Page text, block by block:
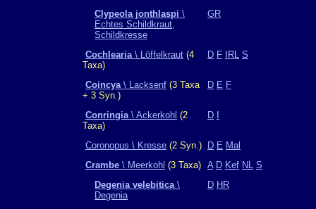
Clypeola jonthlaspi \
Echtes Schildkraut,
Schildkresse
GR
Cochlearia\ Löffelkraut (4
Taxa)
D F IRL S
Coincya\ Lacksenf (3 Taxa
+ 3 Syn.)
D E F
Conringia\ Ackerkohl (2
Taxa)
D
Coronopus \ Kresse (2 Syn.) D E Mal
Crambe \ Meerkohl (3 Taxa) A D Kef NL S
Degenia velebitica\
Degenia
D HR